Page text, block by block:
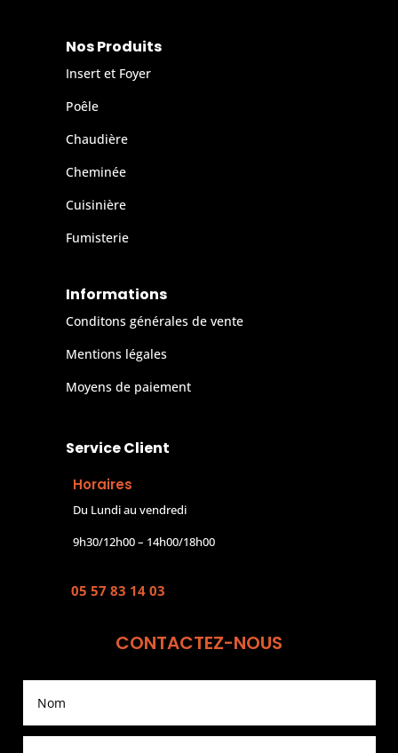
Nos Produits
Insert et Foyer
Poêle
Chaudière
Cheminée
Cuisinière
Fumisterie
Informations
Conditons générales de vente
Mentions légales
Moyens de paiement
Service Client
Horaires
Du Lundi au vendredi
9h30/12h00 – 14h00/18h00
05 57 83 14 03
CONTACTEZ-NOUS